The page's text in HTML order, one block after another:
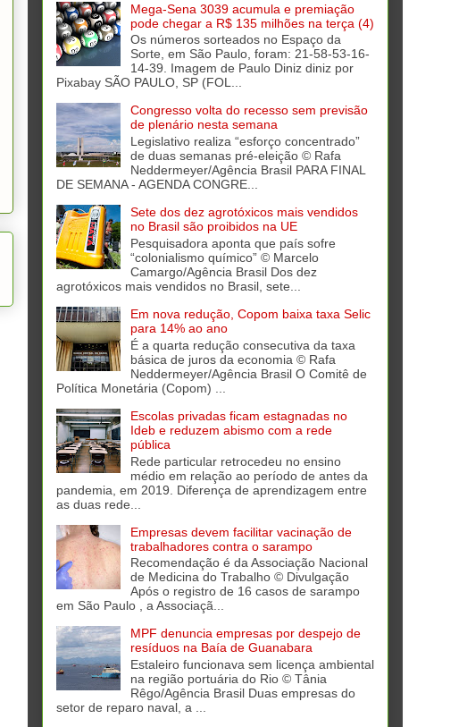
Mega-Sena 3039 acumula e premiação
pode chegar a R$ 135 milhões na terça (4)
Os números sorteados no Espaço da
Sorte, em São Paulo, foram: 21-58-53-16-
14-39. Imagem de Paulo Diniz diniz por
Pixabay SÃO PAULO, SP (FOL...
Congresso volta do recesso sem previsão
de plenário nesta semana
Legislativo realiza “esforço concentrado”
de duas semanas pré-eleição © Rafa
Neddermeyer/Agência Brasil PARA FINAL
DE SEMANA - AGENDA CONGRE...
Sete dos dez agrotóxicos mais vendidos
no Brasil são proibidos na UE
Pesquisadora aponta que país sofre
“colonialismo químico” © Marcelo
Camargo/Agência Brasil Dos dez
agrotóxicos mais vendidos no Brasil, sete...
Em nova redução, Copom baixa taxa Selic
para 14% ao ano
É a quarta redução consecutiva da taxa
básica de juros da economia © Rafa
Neddermeyer/Agência Brasil O Comitê de
Política Monetária (Copom) ...
Escolas privadas ficam estagnadas no
Ideb e reduzem abismo com a rede
pública
Rede particular retrocedeu no ensino
médio em relação ao período de antes da
pandemia, em 2019. Diferença de aprendizagem entre
as duas rede...
Empresas devem facilitar vacinação de
trabalhadores contra o sarampo
Recomendação é da Associação Nacional
de Medicina do Trabalho © Divulgação
Após o registro de 16 casos de sarampo
em São Paulo , a Associaçã...
MPF denuncia empresas por despejo de
resíduos na Baía de Guanabara
Estaleiro funcionava sem licença ambiental
na região portuária do Rio © Tânia
Rêgo/Agência Brasil Duas empresas do
setor de reparo naval, a ...